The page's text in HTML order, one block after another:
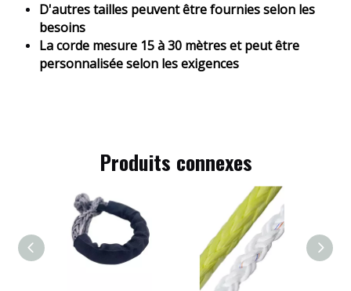
D'autres tailles peuvent être fournies selon les
besoins
La corde mesure 15 à 30 mètres et peut être
personnalisée selon les exigences
Produits connexes